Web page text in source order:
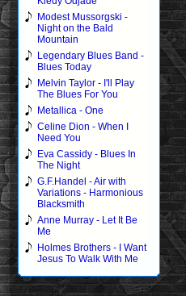
Modest Mussorgski -
Night on the Bald
Mountain
Legendary Blues Band -
Blues Today
Melvin Taylor - I'll Play
The Blues For You
Metallica - One
Celine Dion - When I
Need You
Eva Cassidy - Blues In
The Night
G.F.Handel - Air with
Variations - Harmonious
Blacksmith
Anne Murray - Let It Be
Me
Holmes Brothers - I Want
Jesus To Walk With Me